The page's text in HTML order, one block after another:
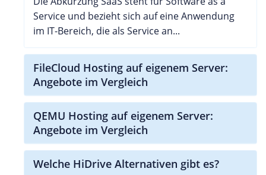
Service und bezieht sich auf eine Anwendung
im IT-Bereich, die als Service an...
FileCloud Hosting auf eigenem Server:
Angebote im Vergleich
QEMU Hosting auf eigenem Server:
Angebote im Vergleich
Welche HiDrive Alternativen gibt es?